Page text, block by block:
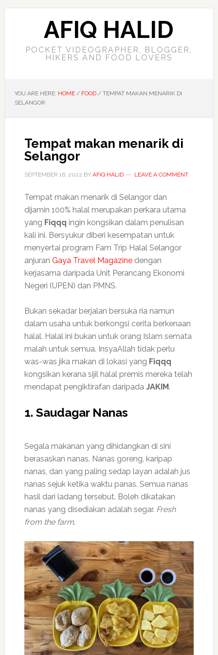
AFIQ HALID
POCKET VIDEOGRAPHER, BLOGGER,
HIKERS AND FOOD LOVERS
YOU ARE HERE: HOME / FOOD /TEMPAT MAKAN MENARIK DI
SELANGOR
Tempat makan menarik di
Selangor
SEPTEMBER 16, 2022 BY AFIQ HALID LEAVE A COMMENT
Tempat makan menarik di Selangor dan
dijamin 100% halal merupakan perkara utama
yang Fiqqq ingin kongsikan dalam penulisan
kali ini. Bersyukur diberi kesempatan untuk
menyertai program Fam Trip Halal Selangor
anjuran Gaya Travel Magazinedengan
kerjasama daripada Unit Perancang Ekonomi
Negeri (UPEN) dan PMNS.
Bukan sekadar berjalan bersuka ria namun
dalam usaha untuk berkongsi cerita berkenaan
halal. Halal ini bukan untuk orang Islam semata
malah untuk semua. InsyaAllah tidak perlu
was-was jika makan di lokasi yang Fiqqq
kongsikan kerana sijil halal premis mereka telah
mendapat pengiktirafan daripada JAKIM.
1. Saudagar Nanas
Segala makanan yang dihidangkan di sini
berasaskan nanas. Nanas goreng, karipap
nanas, dan yang paling sedap layan adalah jus
nanas sejuk ketika waktu panas. Semua nanas
hasil dari ladang tersebut. Boleh dikatakan
nanas yang disediakan adalah segar. Fresh
from the farm.